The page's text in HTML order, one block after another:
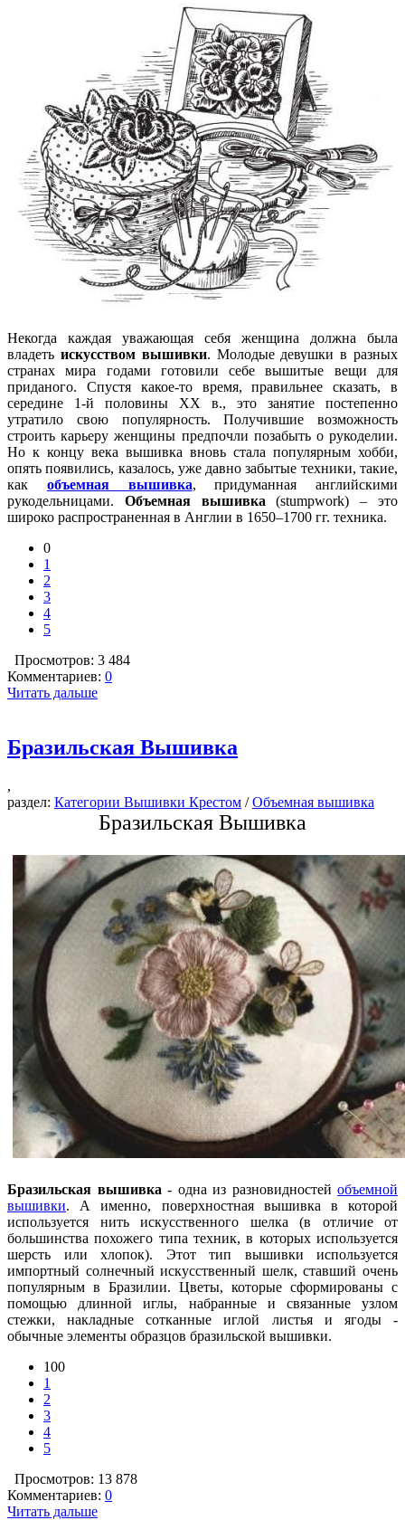
Некогда каждая уважающая себя женщина должна была
владеть искусством вышивки. Молодые девушки в разных
странах мира годами готовили себе вышитые вещи для
приданого. Спустя какое-то время, правильнее сказать, в
середине 1-й половины XX в., это занятие постепенно
утратило свою популярность. Получившие возможность
строить карьеру женщины предпочли позабыть о рукоделии.
Но к концу века вышивка вновь стала популярным хобби,
опять появились, казалось, уже давно забытые техники, такие,
как объемная вышивка, придуманная английскими
рукодельницами. Объемная вышивка (stumpwork) – это
широко распространенная в Англии в 1650–1700 гг. техника.
0
1
2
3
4
5
Просмотров: 3 484
Комментариев: 0
Читать дальше
Бразильская Вышивка
,
раздел: Категории Вышивки Крестом /Объемная вышивка
Бразильская Вышивка
Бразильская вышивка - одна из разновидностей объемной
вышивки. А именно, поверхностная вышивка в которой
используется нить искусственного шелка (в отличие от
большинства похожего типа техник, в которых используется
шерсть или хлопок). Этот тип вышивки используется
импортный солнечный искусственный шелк, ставший очень
популярным в Бразилии. Цветы, которые сформированы с
помощью длинной иглы, набранные и связанные узлом
стежки, накладные сотканные иглой листья и ягоды -
обычные элементы образцов бразильской вышивки.
100
1
2
3
4
5
Просмотров: 13 878
Комментариев: 0
Читать дальше